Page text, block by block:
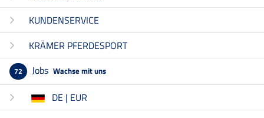
KUNDENSERVICE
KRÄMER PFERDESPORT
72 Jobs Wachse mit uns
DE | EUR